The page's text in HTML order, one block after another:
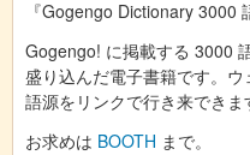
『Gogengo Dictionary 3000
Gogengo! に掲載する 3000
盛り込んだ電子書籍です。
語源をリンクで行き来できま
お求めは BOOTH まで。